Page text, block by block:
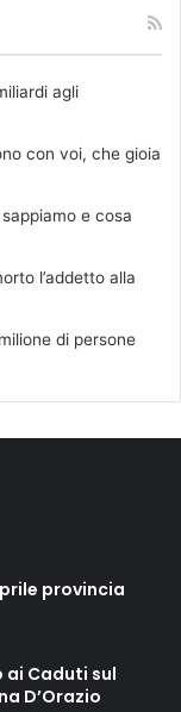
agli
con voi, che gioia
e cosa
l’addetto alla
di persone
provincia
ai Caduti sul
D’Orazio